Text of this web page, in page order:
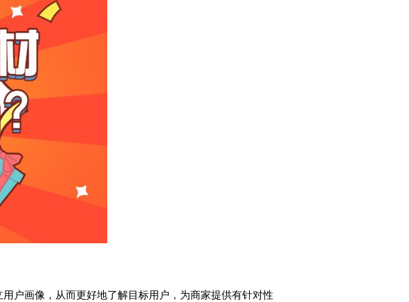
户画像，从而更好地了解目标用户，为商家提供有针对性